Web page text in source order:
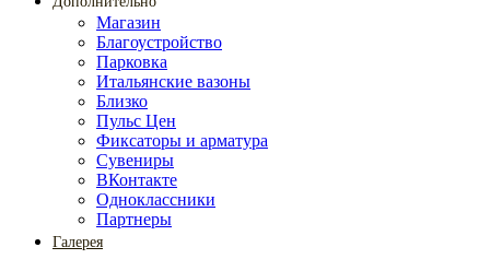
Магазин
Благоустройство
Парковка
Итальянские вазоны
Близко
Пульс Цен
Фиксаторы и арматура
Сувениры
ВКонтакте
Одноклассники
Партнеры
Галерея